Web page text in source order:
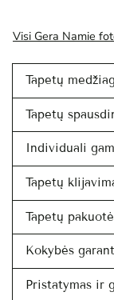
Visi Gera Namie
Tapetų
Tapetų
Individuali
Tapetų
Tapetų pakuotė
Kokybės
Pristatymas ir